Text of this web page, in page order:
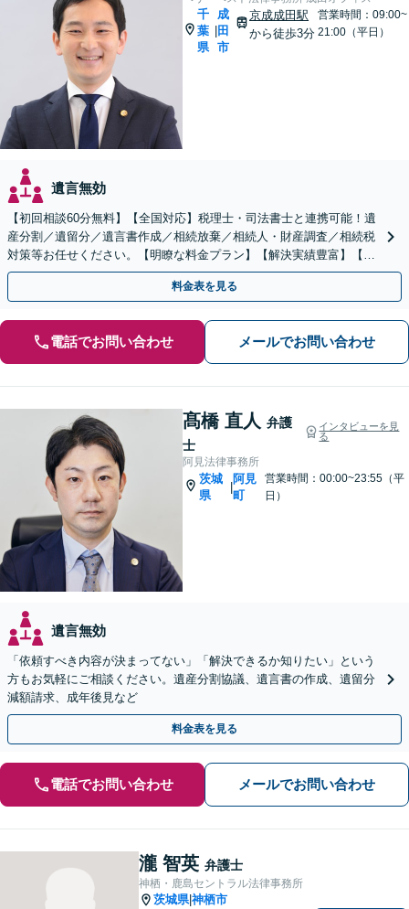
千
葉
県
成
田
市
京成成田駅
から徒歩3分
営業時間：09:00~
21:00（平日）
遺言無効
【初回相談60分無料】【全国対応】税理士・司法書士と連携可能！遺
産分割／遺留分／遺言書作成／相続放棄／相続人・財産調査／相続税
対策等お任せください。【明瞭な料金プラン】【解決実績豊富】【電
話相談可】
料金表を見る
電話でお問い合わせ メールでお問い合わせ
髙橋 直人 弁護
士
インタビューを見
る
阿見法律事務所
茨城
県
|
阿見
町
営業時間：00:00~23:55（平
日）
遺言無効
「依頼すべき内容が決まってない」「解決できるか知りたい」という
方もお気軽にご相談ください。遺産分割協議、遺言書の作成、遺留分
減額請求、成年後見など
料金表を見る
電話でお問い合わせ メールでお問い合わせ
瀧 智英 弁護士
神栖・鹿島セントラル法律事務所
茨城県|神栖市